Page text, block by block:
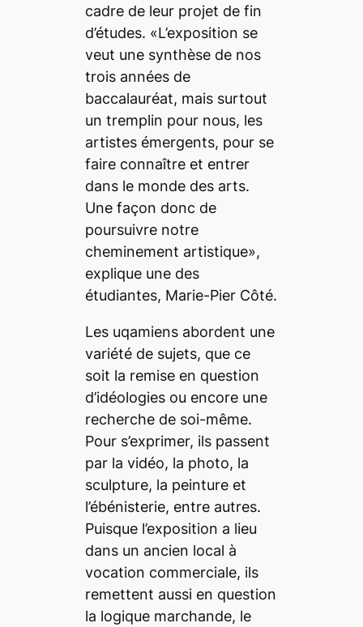
cadre de leur projet de fin
d’études. «L’exposition se
veut une synthèse de nos
trois années de
baccalauréat, mais surtout
un tremplin pour nous, les
artistes émergents, pour se
faire connaître et entrer
dans le monde des arts.
Une façon donc de
poursuivre notre
cheminement artistique»,
explique une des
étudiantes, Marie-Pier Côté.
Les uqamiens abordent une
variété de sujets, que ce
soit la remise en question
d’idéologies ou encore une
recherche de soi-même.
Pour s’exprimer, ils passent
par la vidéo, la photo, la
sculpture, la peinture et
l’ébénisterie, entre autres.
Puisque l’exposition a lieu
dans un ancien local à
vocation commerciale, ils
remettent aussi en question
la logique marchande, le